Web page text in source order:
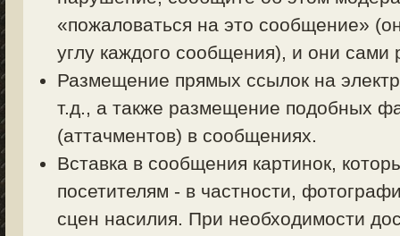
«пожаловаться на это сообщение»
углу каждого сообщения), и они сами
Размещение прямых ссылок на
т.д., а также размещение подобных
(аттачментов) в сообщениях.
Вставка в сообщения картинок,
посетителям - в частности,
сцен насилия. При необходимости